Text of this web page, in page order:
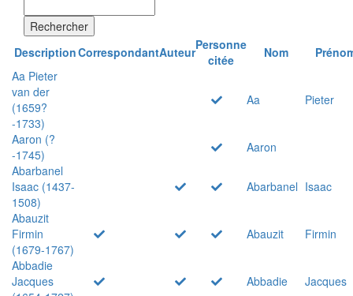
Rechercher
DescriptionCorrespondantAuteurPersonne
citée
Nom
Aa Pieter
van der
(1659?
-1733)
Aa Pieter
Aaron (?
-1745)
Aaron
Abarbanel
Isaac (1437-
1508)
Abarbanel Isaac
Abauzit
Firmin
(1679-1767)
Abauzit
Firmin
Abbadie
Jacques
Abbadie
Jacques